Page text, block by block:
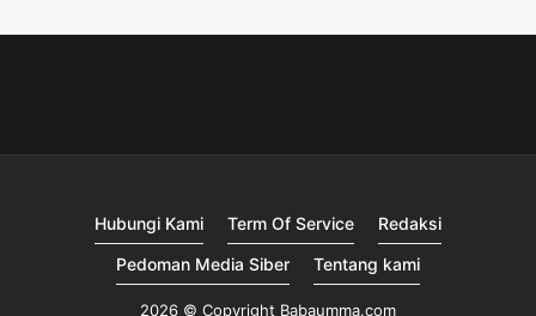
Hubungi Kami Term Of Service
Redaksi
Pedoman Media Siber
Tentang kami
2026 © Copyright Babaumma.com